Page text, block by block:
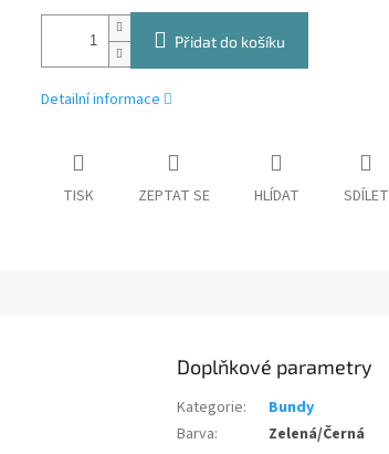
Přidat do košíku
Detailní informace
TISK ZEPTAT SE HLÍDAT SDÍLET
Doplňkové parametry
Kategorie:
Bundy
Barva: Zelená/Černá